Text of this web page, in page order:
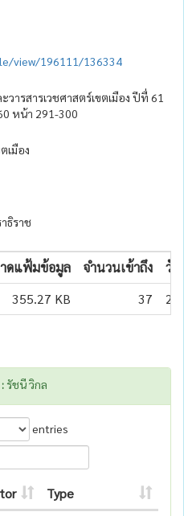
view/196111/136334
วารสารเวชศาสตร์เขตเมือง ปีทื่ 61
หน้า 291-300
เมือง
ธิราช
ดแฟ้มข้อมูล จำนวนเข้าถึง
วัน
355.27 KB 37
รัชนี วิกล
entries
Type